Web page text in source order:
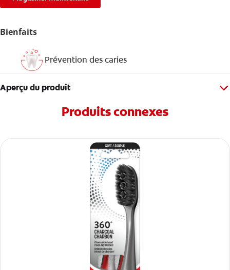
Bienfaits
Prévention des caries
Aperçu du produit
Produits connexes